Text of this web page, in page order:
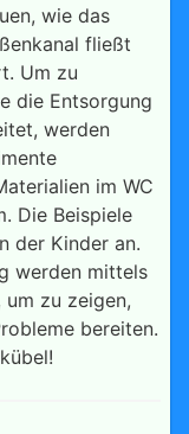
wie das
fließt
Um zu
die Entsorgung
werden
im WC
Die Beispiele
der Kinder an.
werden mittels
zu zeigen,
bereiten.